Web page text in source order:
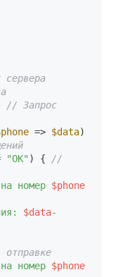
// Запрос
=> $data)
"OK" ) {
//
номер $phone
$data-
номер $phone